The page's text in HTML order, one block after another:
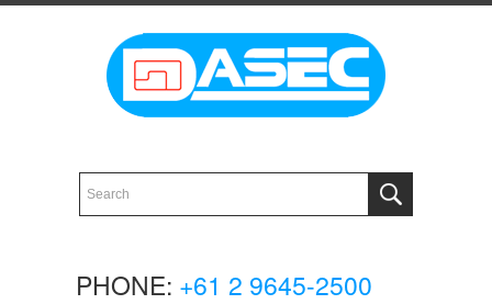
PHONE: +61 2 9645-2500